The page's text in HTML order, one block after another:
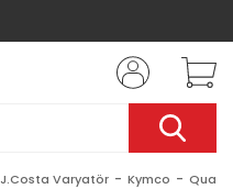
J.Costa Varyatör Kymco Quad